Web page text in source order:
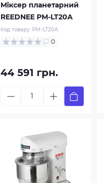
Міксер планетарний
REEDNEE PM-LT20A
Код товару: PM-LT20A
0
44 591 грн.